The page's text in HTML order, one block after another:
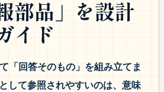
部品」を設計
イド
「回答そのもの」を組み立てま
して参照されやすいのは、意味